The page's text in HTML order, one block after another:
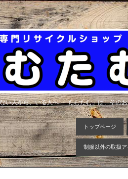
人から、いる人へ- 「たむたむ」は、その
トップページ
制服以外の取扱